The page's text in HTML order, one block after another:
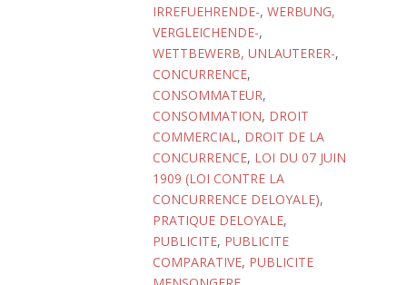
IRREFUEHRENDE-, WERBUNG,
VERGLEICHENDE-,
WETTBEWERB, UNLAUTERER-,
CONCURRENCE,
CONSOMMATEUR,
CONSOMMATION, DROIT
COMMERCIAL, DROIT DE LA
CONCURRENCE, LOI DU 07 JUIN
1909 (LOI CONTRE LA
CONCURRENCE DELOYALE),
PRATIQUE DELOYALE,
PUBLICITE, PUBLICITE
COMPARATIVE, PUBLICITE